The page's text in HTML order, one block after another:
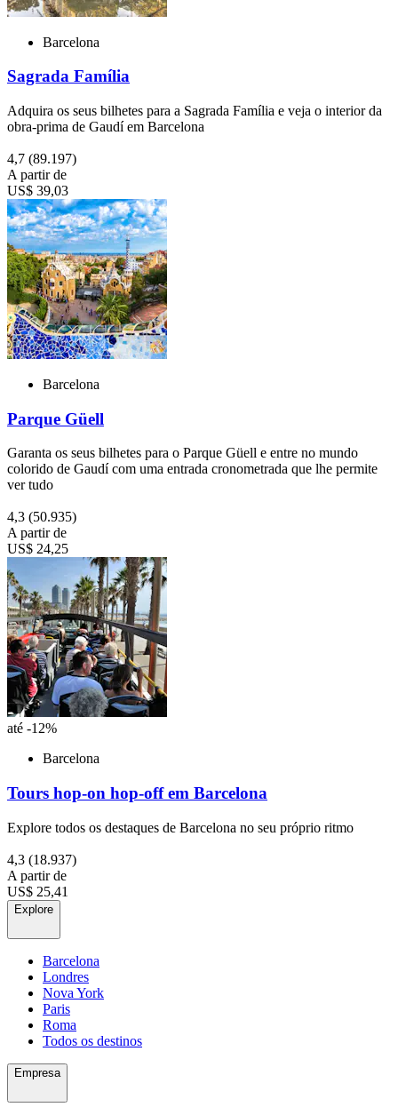
Barcelona
Sagrada Família
Adquira os seus bilhetes para a Sagrada Família e veja o interior da
obra-prima de Gaudí em Barcelona
4,7 (89.197)
A partir de
US$ 39,03
Barcelona
Parque Güell
Garanta os seus bilhetes para o Parque Güell e entre no mundo
colorido de Gaudí com uma entrada cronometrada que lhe permite
ver tudo
4,3 (50.935)
A partir de
US$ 24,25
até -12%
Barcelona
Tours hop-on hop-off em Barcelona
Explore todos os destaques de Barcelona no seu próprio ritmo
4,3 (18.937)
A partir de
US$ 25,41
Explore
Barcelona
Londres
Nova York
Paris
Roma
Todos os destinos
Empresa